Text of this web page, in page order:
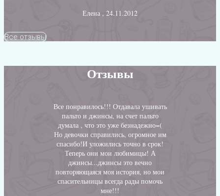
Елена , 24.11.2012
Все отзывы
Отзывы
Все понравилось!!! Отдавала ушивать
пальто и джинсы, на счет пальто
думала , что это уже безнадежно=(
Но девочки справились, огромное им
спасибо!И уложились точно в срок!
Теперь они мои любимицы! А
джинсы...джинсы это вечно
повторяющаяся моя история, но мои
спасительницы всегда рады помочь
мне!!!